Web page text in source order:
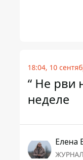
18:04, 10
“ Не рви
неделе
Елена